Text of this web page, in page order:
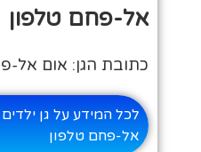
אל-פחם טלפון
כתובת הגן: אום אל-
לכל המידע על גן
אל-פחם טלפון